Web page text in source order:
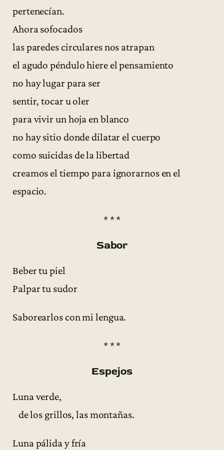
pertenecían.
Ahora sofocados
las paredes circulares nos atrapan
el agudo péndulo hiere el pensamiento
no hay lugar para ser
sentir, tocar u oler
para vivir un hoja en blanco
no hay sitio donde dilatar el cuerpo
como suicidas de la libertad
creamos el tiempo para ignorarnos en el
espacio.
* * *
Sabor
Beber tu piel
Palpar tu sudor
Saborearlos con mi lengua.
* * *
Espejos
Luna verde,
de los grillos, las montañas.
Luna pálida y fría